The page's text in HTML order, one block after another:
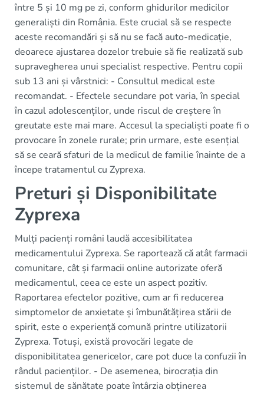
între 5 și 10 mg pe zi, conform ghidurilor medicilor
generaliști din România. Este crucial să se respecte
aceste recomandări și să nu se facă auto-medicație,
deoarece ajustarea dozelor trebuie să fie realizată sub
supravegherea unui specialist respective. Pentru copii
sub 13 ani și vârstnici: - Consultul medical este
recomandat. - Efectele secundare pot varia, în special
în cazul adolescenților, unde riscul de creștere în
greutate este mai mare. Accesul la specialiști poate fi o
provocare în zonele rurale; prin urmare, este esențial
să se ceară sfaturi de la medicul de familie înainte de a
începe tratamentul cu Zyprexa.
Preturi și Disponibilitate
Zyprexa
Mulți pacienți români laudă accesibilitatea
medicamentului Zyprexa. Se raportează că atât farmacii
comunitare, cât și farmacii online autorizate oferă
medicamentul, ceea ce este un aspect pozitiv.
Raportarea efectelor pozitive, cum ar fi reducerea
simptomelor de anxietate și îmbunătățirea stării de
spirit, este o experiență comună printre utilizatorii
Zyprexa. Totuși, există provocări legate de
disponibilitatea genericelor, care pot duce la confuzii în
rândul pacienților. - De asemenea, birocrația din
sistemul de sănătate poate întârzia obținerea